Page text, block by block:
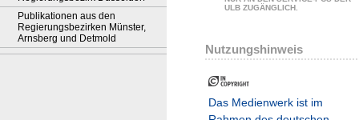
Publikationen aus den
Regierungsbezirken Münster,
Arnsberg und Detmold
ULB ZUGÄNGLICH.
Nutzungshinweis
Das Medienwerk ist im